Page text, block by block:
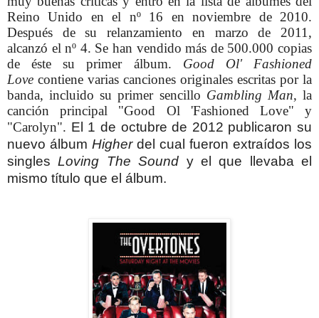
Reino Unido en el nº 16 en noviembre de 2010.
Después de su relanzamiento en marzo de 2011,
alcanzó el nº 4. Se han vendido más de 500.000 copias
de éste su primer álbum. Good Ol' Fashioned
Love contiene varias canciones originales escritas por la
banda, incluido su primer sencillo Gambling Man, la
canción principal "Good Ol 'Fashioned Love" y
"Carolyn". El 1 de octubre de 2012 publicaron su
nuevo álbum Higherdel cual fueron extraídos los
singlesLoving The Sound y el que llevaba el
mismo título que el álbum.